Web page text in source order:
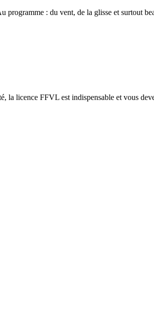
programme : du vent, de la glisse et surtout
licence FFVL est indispensable et vous